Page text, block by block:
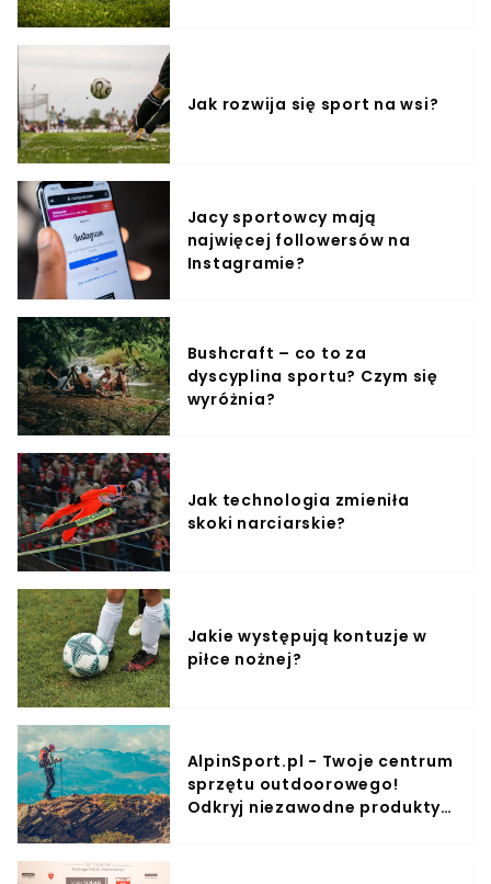
Jak rozwija się sport na wsi?
Jacy sportowcy mają
najwięcej followersów na
Instagramie?
Bushcraft – co to za
dyscyplina sportu? Czym się
wyróżnia?
Jak technologia zmieniła
skoki narciarskie?
Jakie występują kontuzje w
piłce nożnej?
AlpinSport.pl - Twoje centrum
sprzętu outdoorowego!
Odkryj niezawodne produkty i